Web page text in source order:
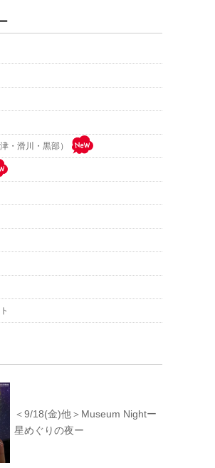
・滑川・黒部）
＜9/18(金)他＞Museum Nightー
星めぐりの夜ー